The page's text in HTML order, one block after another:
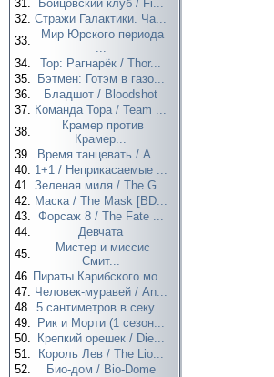
31.
Бойцовский клуб / Fi...
32. Стражи Галактики. Ча...
33.
Мир Юрского периода
...
34.
Тор: Рагнарёк / Thor...
35.
Бэтмен: Готэм в газо...
36.
Бладшот / Bloodshot
37. Команда Тора / Team ...
38.
Крамер против
Крамер...
39.
Время танцевать / A ...
40. 1+1 / Неприкасаемые ...
41. Зеленая миля / The G...
42. Маска / The Mask [BD...
43. Форсаж 8 / The Fate ...
44.
Девчата
45.
Мистер и миссис
Смит...
46. Пираты Карибского мо...
47. Человек-муравей / An...
48. 5 сантиметров в секу...
49.
Рик и Морти (1 сезон...
50.
Крепкий орешек / Die...
51.
Король Лев / The Lio...
52.
Био-дом / Bio-Dome